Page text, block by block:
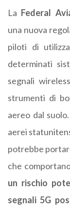
La Federal
una nuova
piloti di
determinati
segnali
strumenti di
aereo dal
aerei
potrebbe
che
un rischio
segnali 5G